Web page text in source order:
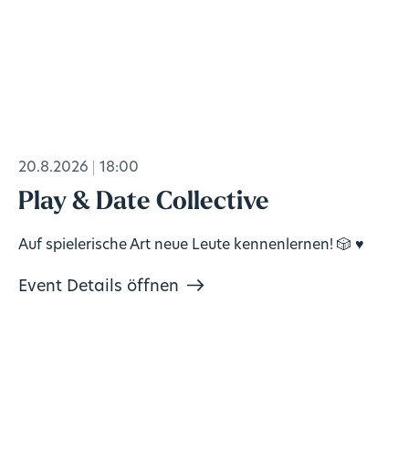
20.8.2026 18:00
Play & Date Collective
Auf spielerische Art neue Leute kennenlernen! 🎲 ♥️
Event Details öffnen